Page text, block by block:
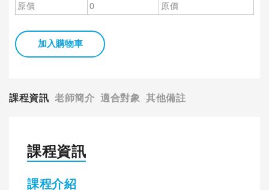
原價
0 原價
加入購物車
課程資訊 老師簡介 適合對象 其他備註
課程資訊
課程介紹